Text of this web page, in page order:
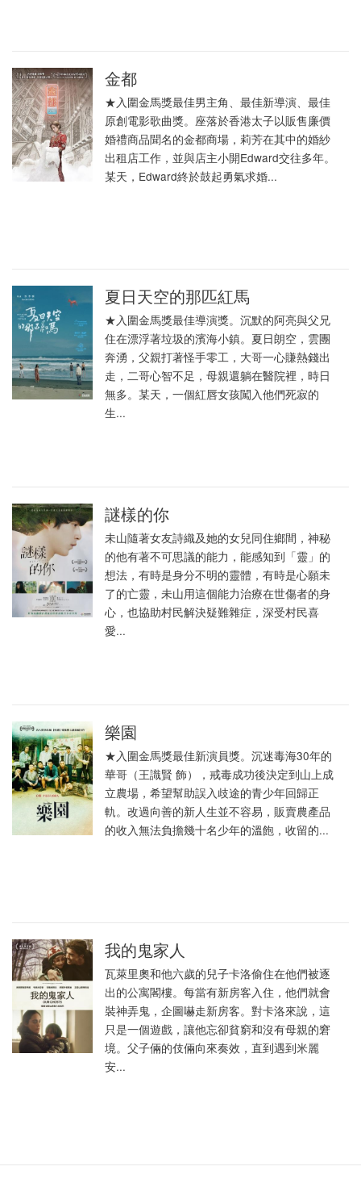
金都
★入圍金馬獎最佳男主角、最佳新導演、最佳
原創電影歌曲獎。座落於香港太子以販售廉價
婚禮商品聞名的金都商場，莉芳在其中的婚紗
出租店工作，並與店主小開Edward交往多年。
某天，Edward終於鼓起勇氣求婚...
夏日天空的那匹紅馬
★入圍金馬獎最佳導演獎。沉默的阿亮與父兄
住在漂浮著垃圾的濱海小鎮。夏日朗空，雲團
奔湧，父親打著怪手零工，大哥一心賺熱錢出
走，二哥心智不足，母親還躺在醫院裡，時日
無多。某天，一個紅唇女孩闖入他們死寂的
生...
謎樣的你
未山隨著女友詩織及她的女兒同住鄉間，神秘
的他有著不可思議的能力，能感知到「靈」的
想法，有時是身分不明的靈體，有時是心願未
了的亡靈，未山用這個能力治療在世傷者的身
心，也協助村民解決疑難雜症，深受村民喜
愛...
樂園
★入圍金馬獎最佳新演員獎。沉迷毒海30年的
華哥（王識賢 飾），戒毒成功後決定到山上成
立農場，希望幫助誤入歧途的青少年回歸正
軌。改過向善的新人生並不容易，販賣農產品
的收入無法負擔幾十名少年的溫飽，收留的...
我的鬼家人
瓦萊里奧和他六歲的兒子卡洛偷住在他們被逐
出的公寓閣樓。每當有新房客入住，他們就會
裝神弄鬼，企圖嚇走新房客。對卡洛來說，這
只是一個遊戲，讓他忘卻貧窮和沒有母親的窘
境。父子倆的伎倆向來奏效，直到遇到米麗
安...